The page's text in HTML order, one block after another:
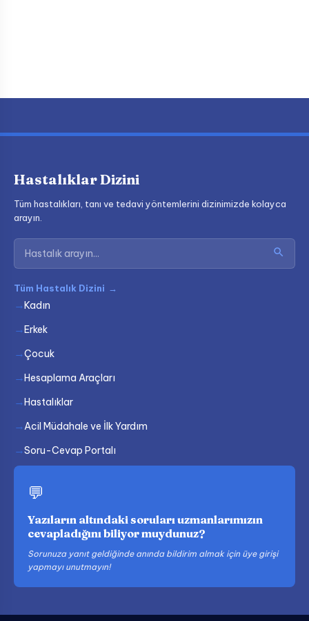
Hastalıklar Dizini
Tüm hastalıkları, tanı ve tedavi yöntemlerini dizinimizde kolayca
arayın.
Tüm Hastalık Dizini →
Kadın
Erkek
Çocuk
Hesaplama Araçları
Hastalıklar
Acil Müdahale ve İlk Yardım
Soru-Cevap Portalı
💬
Yazıların altındaki soruları uzmanlarımızın
cevapladığını biliyor muydunuz?
Sorunuza yanıt geldiğinde anında bildirim almak için üye girişi
yapmayı unutmayın!